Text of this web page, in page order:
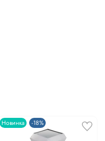
Новинка -18%